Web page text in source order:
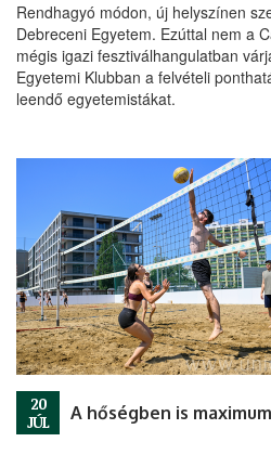
Rendhagyó módon, új helyszínen
Debreceni Egyetem. Ezúttal nem a
mégis igazi fesztiválhangulatban
Egyetemi Klubban a felvételi
leendő egyetemistákat.
20
JÚL